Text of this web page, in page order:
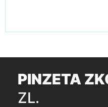
PINZETA
ZL.